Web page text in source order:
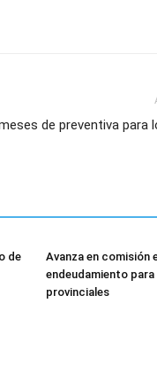
de preventiva para
de
Avanza en comisión
endeudamiento
provinciales